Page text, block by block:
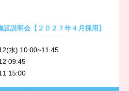
説明会【２０２７年４月採用】
水) 10:00~11:45
09:45
15:00